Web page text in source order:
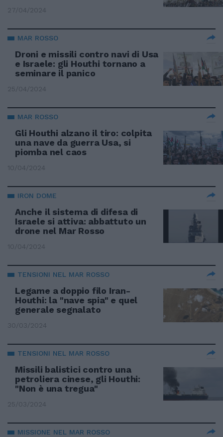
27/04/2024
MAR ROSSO
Droni e missili contro navi di Usa
e Israele: gli Houthi tornano a
seminare il panico
25/04/2024
MAR ROSSO
Gli Houthi alzano il tiro: colpita
una nave da guerra Usa, si
piomba nel caos
10/04/2024
IRON DOME
Anche il sistema di difesa di
Israele si attiva: abbattuto un
drone nel Mar Rosso
10/04/2024
TENSIONI NEL MAR ROSSO
Legame a doppio filo Iran-
Houthi: la "nave spia" e quel
generale segnalato
30/03/2024
TENSIONI NEL MAR ROSSO
Missili balistici contro una
petroliera cinese, gli Houthi:
"Non è una tregua"
25/03/2024
MISSIONE NEL MAR ROSSO